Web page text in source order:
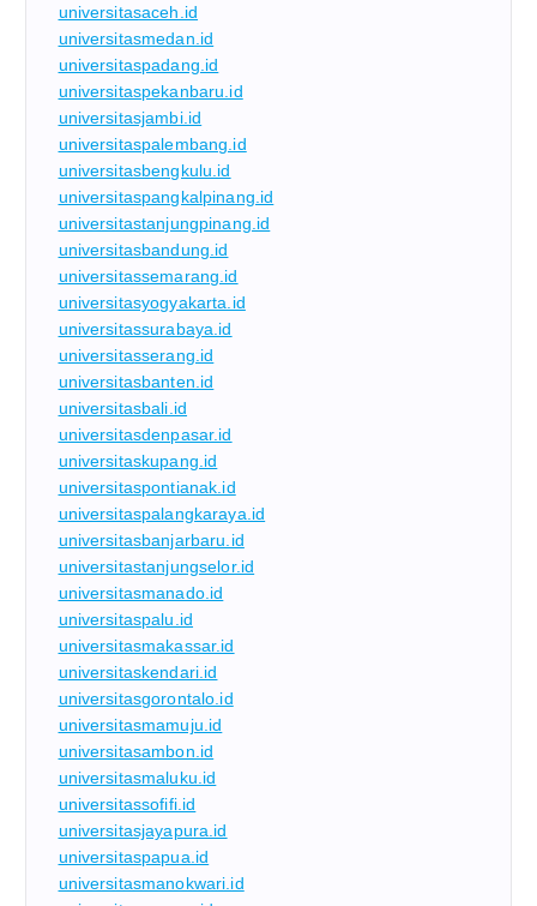
universitasaceh.id
universitasmedan.id
universitaspadang.id
universitaspekanbaru.id
universitasjambi.id
universitaspalembang.id
universitasbengkulu.id
universitaspangkalpinang.id
universitastanjungpinang.id
universitasbandung.id
universitassemarang.id
universitasyogyakarta.id
universitassurabaya.id
universitasserang.id
universitasbanten.id
universitasbali.id
universitasdenpasar.id
universitaskupang.id
universitaspontianak.id
universitaspalangkaraya.id
universitasbanjarbaru.id
universitastanjungselor.id
universitasmanado.id
universitaspalu.id
universitasmakassar.id
universitaskendari.id
universitasgorontalo.id
universitasmamuju.id
universitasambon.id
universitasmaluku.id
universitassofifi.id
universitasjayapura.id
universitaspapua.id
universitasmanokwari.id